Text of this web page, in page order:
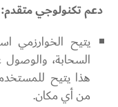
دعم تكنولوجي متقدم:
يتيح الخوارزمي
السحابة، والوصول
هذا يتيح
من أي مكان.